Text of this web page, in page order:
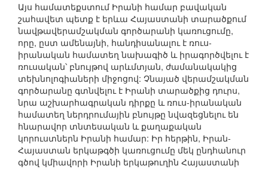
Այս համատեքստում Իրանի համար բավական
շահավետ պետք է երևա Հայաստանի տարածքում
նավթավերամշակման գործարանի կառուցումը,
որը, ըստ ամենայնի, հանդիսանալու է ռուս-
իրանական համատեղ նախագիծ և իրագործվելու է
ռուսական՝ բնույթով արևմտյան, ժամանակակից
տեխնոլոգիաների միջոցով: Չնայած վերամշակման
գործարանը գտնվելու է Իրանի տարածքից դուրս,
նրա աշխարհագրական դիրքը և ռուս-իրանական
համատեղ ներդրումային բնույթը նվազեցնելու են
հնարավոր տնտեսական և քաղաքական
կորուստներն Իրանի համար: Իր հերթին, Իրան-
Հայաստան երկաթգծի կառուցումը մեկ ընդհանուր
գծով կմիավորի Իրանի երկաթուղին Հայաստանի